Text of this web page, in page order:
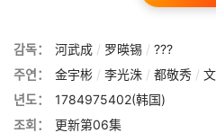
감독： 河武成 / 罗暎锡 / ???
주연：
金宇彬 / 李光洙 / 都敬秀 /
년도：
1784975402(韩国)
조회：
更新第06集